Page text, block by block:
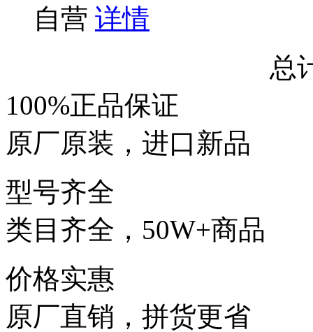
自营 详情
总
100%正品保证
原厂原装，进口新品
型号齐全
类目齐全，50W+商品
价格实惠
原厂直销，拼货更省